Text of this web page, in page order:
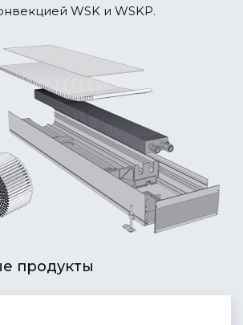
WSK и WSKP.
продукты